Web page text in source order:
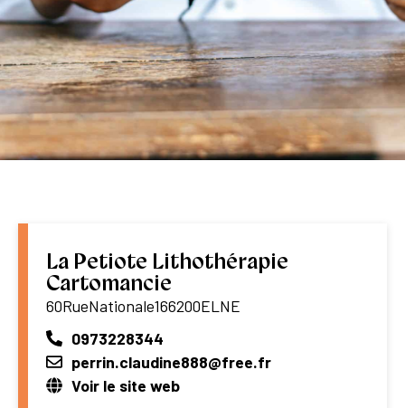
La Petiote Lithothérapie
Cartomancie
60RueNationale166200ELNE
0973228344
perrin.claudine888@free.fr
Voir le site web